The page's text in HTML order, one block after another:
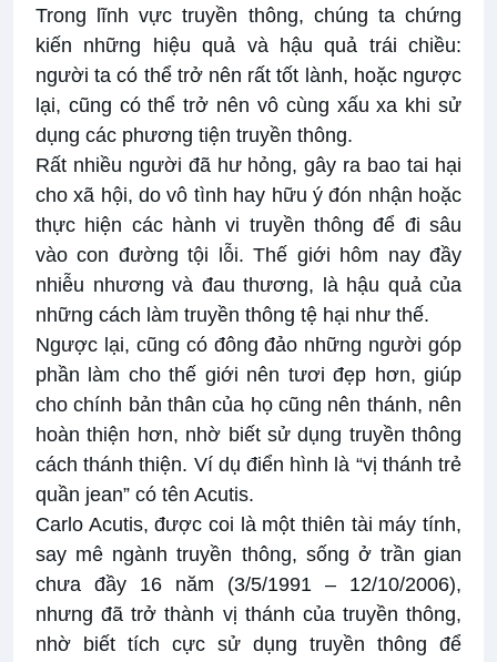
Trong lĩnh vực truyền thông, chúng ta chứng
kiến những hiệu quả và hậu quả trái chiều:
người ta có thể trở nên rất tốt lành, hoặc ngược
lại, cũng có thể trở nên vô cùng xấu xa khi sử
dụng các phương tiện truyền thông.
Rất nhiều người đã hư hỏng, gây ra bao tai hại
cho xã hội, do vô tình hay hữu ý đón nhận hoặc
thực hiện các hành vi truyền thông để đi sâu
vào con đường tội lỗi. Thế giới hôm nay đầy
nhiễu nhương và đau thương, là hậu quả của
những cách làm truyền thông tệ hại như thế.
Ngược lại, cũng có đông đảo những người góp
phần làm cho thế giới nên tươi đẹp hơn, giúp
cho chính bản thân của họ cũng nên thánh, nên
hoàn thiện hơn, nhờ biết sử dụng truyền thông
cách thánh thiện. Ví dụ điển hình là “vị thánh trẻ
quần jean” có tên Acutis.
Carlo Acutis, được coi là một thiên tài máy tính,
say mê ngành truyền thông, sống ở trần gian
chưa đầy 16 năm (3/5/1991 – 12/10/2006),
nhưng đã trở thành vị thánh của truyền thông,
nhờ biết tích cực sử dụng truyền thông để